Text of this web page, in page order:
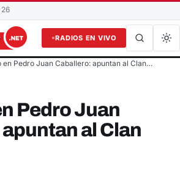
RADIOS EN VIVO
en Pedro Juan Caballero: apuntan al Clan…
Pedro Juan
al Clan